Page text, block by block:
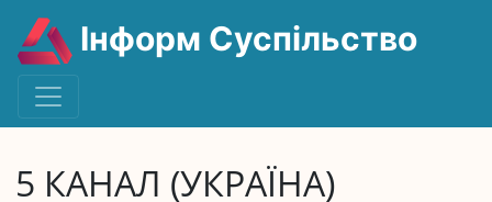
Інформ Суспільство
5 КАНАЛ (УКРАЇНА)